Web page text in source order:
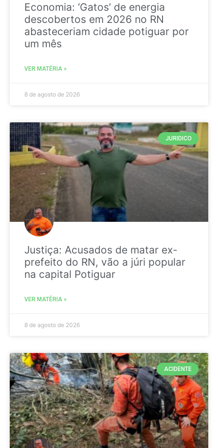
Economia: ‘Gatos’ de energia
descobertos em 2026 no RN
abasteceriam cidade potiguar por
um mês
VER MATÉRIA »
8 de agosto de 2026
JURIDICO
Justiça: Acusados de matar ex-
prefeito do RN, vão a júri popular
na capital Potiguar
VER MATÉRIA »
8 de agosto de 2026
ACIDENTE